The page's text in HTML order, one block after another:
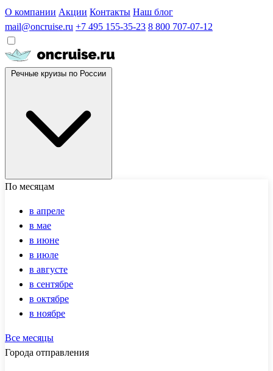
О компании Акции Контакты Наш блог
mail@oncruise.ru +7 495 155-35-23 8 800 707-07-12
По месяцам
в апреле
в мае
в июне
в июле
в августе
в сентябре
в октябре
в ноябре
Все месяцы
Города отправления